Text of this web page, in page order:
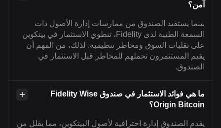
آمن؟
بينما يستفيد الصندوق من ممارسات إدارة الأصول ذات
السمعة الطيبة لدى Fidelity، تنطوي الاستثمار في بيتكوين
على تقلبات السوق ومخاطر تنظيمية. لذلك، من المهم أن
يقيم المستثمرون تحملهم للمخاطر قبل الاستثمار في
الصندوق.
ما هي فوائد الاستثمار في صندوق Fidelity Wise
Origin Bitcoin؟
يقدم الصندوق إدارة احترافية لأصول البيتكوين، مما يقلل من